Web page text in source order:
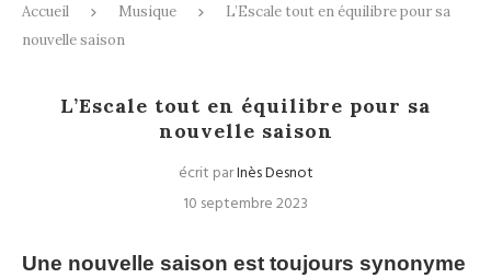
Accueil Musique
L’Escale tout en équilibre pour sa
nouvelle saison
Théâtre
L’Escale tout en équilibre pour sa
nouvelle saison
écrit parInès Desnot
10 septembre 2023
Une nouvelle saison est toujours synonyme